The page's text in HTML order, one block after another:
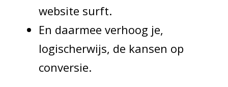
website surft.
En daarmee verhoog je,
logischerwijs, de kansen op
conversie.